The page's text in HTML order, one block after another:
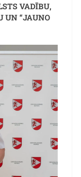
VADĪBU,
UN “JAUNO